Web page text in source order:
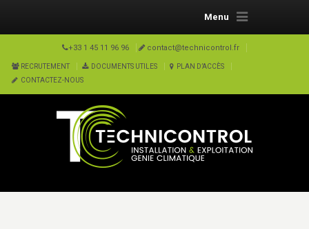
Menu
+33 1 45 11 96 96 contact@technicontrol.fr
RECRUTEMENT DOCUMENTS UTILES
PLAN D’ACCÈS
CONTACTEZ-NOUS